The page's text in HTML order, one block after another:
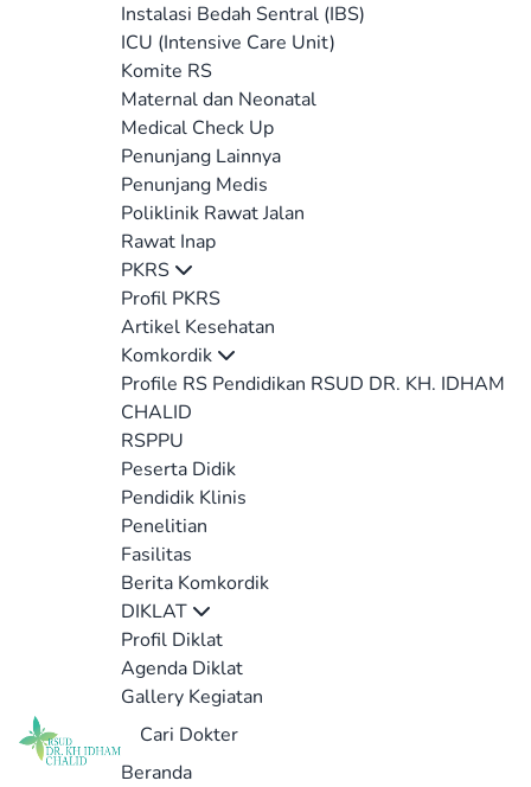
Instalasi Bedah Sentral (IBS)
ICU (Intensive Care Unit)
Komite RS
Maternal dan Neonatal
Medical Check Up
Penunjang Lainnya
Penunjang Medis
Poliklinik Rawat Jalan
Rawat Inap
PKRS
Profil PKRS
Artikel Kesehatan
Komkordik
Profile RS Pendidikan RSUD DR. KH. IDHAM
CHALID
RSPPU
Peserta Didik
Pendidik Klinis
Penelitian
Fasilitas
Berita Komkordik
DIKLAT
Profil Diklat
Agenda Diklat
Gallery Kegiatan
Cari Dokter
Beranda